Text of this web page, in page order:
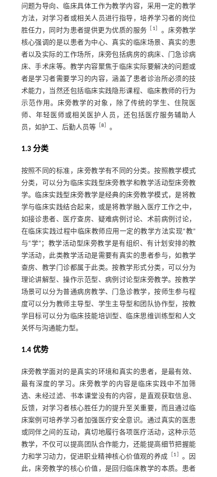
问题为导向、临床具体工作为教学内容，采用一定的教学
方法，对学习者或相关人员进行指导，培养学习者的岗位
胜任力，同时为患者提供更为优质的服务
1
。床旁教学
核心强调的是以患者为中心、真实的临床场景、真实的患
者以及实际的工作场所，床旁包括病房的病床、门急诊病
床、手术床等。教学内容聚焦于临床实际要解决的问题或
者是学习者需要学习的内容，涵盖了患者诊治所必须的技
术能力，当然还包括临床实践隐形课程、临床教师的行为
示范作用。床旁教学的对象，除了传统的学生、住院医
师、年轻医师或相关医护人员，还包括医疗服务辅助人
员，如护工、后勤人员等［ 8 。
1.3 分类
按照不同的标准，床旁教学有不同的分类。按照教学模式
分类，可以分为临床实践型床旁教学和教学活动型床旁教
学。临床实践型床旁教学是经典的床旁教学模式，是将教
学与临床实践结合起来，或是将教学融入医疗工作之中，
如接诊患者、医疗查房、疑难病例讨论、术前病例讨论，
在临床实践过程中临床教师应用一定的教学方法实现“教”
与“学”；教学活动型床旁教学是有组织、有计划安排的教
学活动，此类教学活动是需要有真实的患者参与，如教学
查房、教学门诊都属于此类。按教学形式分类，可以分为
理论讲解型、操作示范型、病例讨论型床旁教学。按教学
场景可以分为普通病房教学、门急诊教学，按师生参与程
度可以分为教师主导型、学生主导型和团队协作型，按教
学目标可以分为临床技能培训型、临床思维训练型和人文
关怀与沟通能力型。
1.4 优势
床旁教学面对的是真实的环境和真实的患者，是最有效、
最有深度的学习。床旁教学的内容是临床实践中不加筛
选、未经过滤、书本课堂没有的内容，是直观获取信息、
反馈，对学习者核心胜任力的提升至关重要，而且通过临
床案例可培养学习者加强医疗安全意识。通过真实的医患
或同伴之间的互动，真切地履行各项医疗活动，这种示范
教学，不仅可以提高团队合作能力，还能提高细节把握能
力和学习动力，促进职业精神核心价值观的养成
1
。因
此，床旁教学的核心价值，是回归临床教学的本质。患者